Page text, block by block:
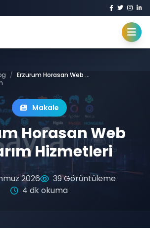
/
Erzurum Horasan Web Tasarım Hizmetleri
Makale
Horasan Web
Hizmetleri
2026
39 Görüntüleme
4 dk okuma